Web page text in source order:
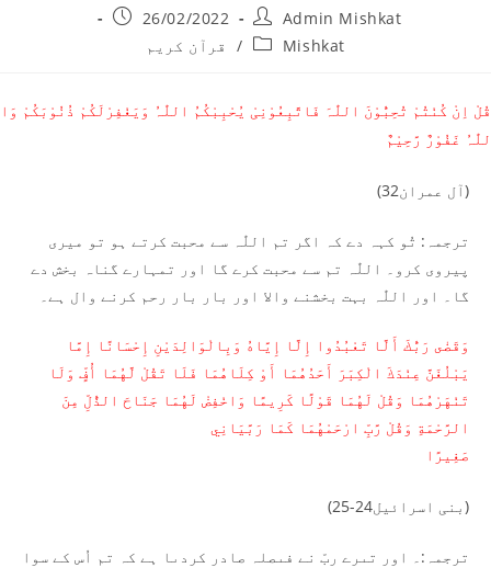
Admin Mishkat
26/02/2022
Mishkat
/ قرآن کریم
قُلْ اِنْ کُنْتُمْ تُحِبُّوْنَ اللّٰہَ فَاتَّبِعُوْنِیْ یُحْبِبْکُمُ اللّٰہُ وَیَغْفِرْلَکُمْ ذُنُوْبَکُمْ وَا
للّٰہُ غَفُوْرٌ رَّحِیْمٌ
(آل عمران32)
ترجمہ: تُو کہہ دے کہ اگر تم اللّٰہ سے محبت کرتے ہو تو میری
پیروی کرو۔ اللّٰہ تم سے محبت کرے گا اور تمہارے گناہ بخش دے
گا۔ اور اللّٰہ بہت بخشنے والا اور بار بار رحم کرنے وال ہے۔
وَقَضٰى رَبُّكَ أَلَّا تَعْبُدُوا إِلَّا إِيَّاهُ وَبِالْوَالِدَيْنِ إِحْسَانًا إِمَّا
يَبْلُغَنَّ عِنْدَكَ الْكِبَرَ أَحَدُهُمَا أَوْ كِلَاهُمَا فَلَا تَقُلْ لَّهُمَا أُفٍّ وَلَا
تَنْهَرْهُمَا وَقُلْ لَهُمَا قَوْلًا كَرِيمًا وَاخْفِضْ لَهُمَا جَنَاحَ الذُّلِّ مِنَ
الرَّحْمَةِ وَقُلْ رَّبِّ ارْحَمْهُمَا كَمَا رَبَّيَانِي
صَغِيرًا
(بنی اسرائیل24-25)
ترجمہ:۔ اور تىرے ربّ نے فىصلہ صادر کردىا ہے کہ تم اُس کے سوا